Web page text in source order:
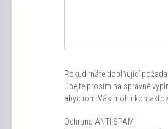
Pokud máte doplňující
Dbejte prosím na správné
abychom Vás mohli
Ochrana ANTI SPAM